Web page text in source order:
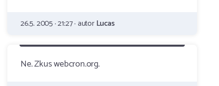
26.5. 2005 · 21:27 · autorLucas
Ne. Zkus webcron.org.